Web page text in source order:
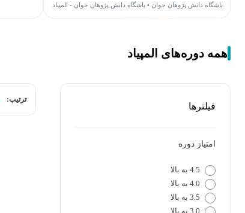
باشگاه دانش پژوهان جوان • باشگاه دانش پژوهان جوان - المپیاد
همه دوره‌های المپیاد
فیلترها
امتیاز دوره
4.5 به بالا
4.0 به بالا
3.5 به بالا
3.0 به بالا
ترتیب: